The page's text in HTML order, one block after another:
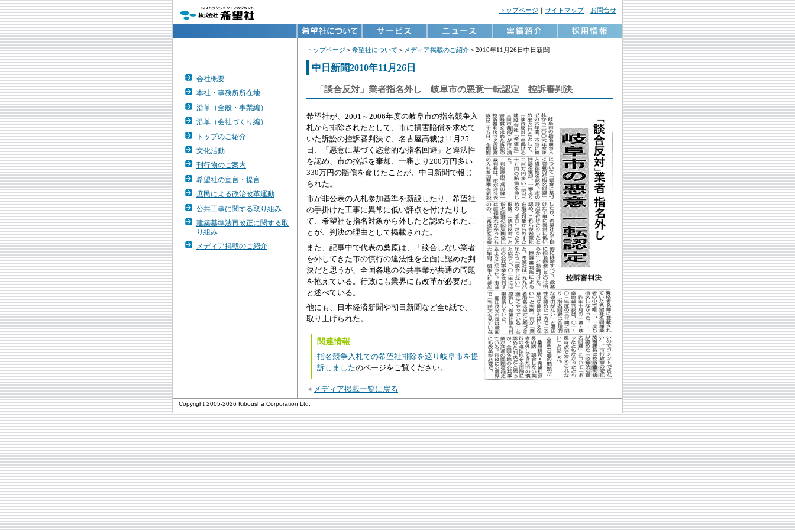
トップページ ｜ サイトマップ｜ お問合せ
会社概要
本社・事務所所在地
沿革（全般・事業編）
沿革（会社づくり編）
トップのご紹介
文化活動
刊行物のご案内
希望社の宣言・提言
庶民による政治改革運動
公共工事に関する取り組み
建築基準法再改正に関する取
り組み
メディア掲載のご紹介
トップページ ＞ 希望社について ＞ メディア掲載のご紹介＞2010年11月26日中日新聞
中日新聞2010年11月26日
「談合反対」業者指名外し 岐阜市の悪意一転認定 控訴審判決
希望社が、2001～2006年度の岐阜市の指名競争入
札から排除されたとして、市に損害賠償を求めて
いた訴訟の控訴審判決で、名古屋高裁は11月25
日、「悪意に基づく恣意的な指名回避」と違法性
を認め、市の控訴を棄却、一審より200万円多い
330万円の賠償を命じたことが、中日新聞で報じ
られた。
市が非公表の入札参加基準を新設したり、希望社
の手掛けた工事に異常に低い評点を付けたりし
て、希望社を指名対象から外したと認められたこ
とが、判決の理由として掲載された。
また、記事中で代表の桑原は、「談合しない業者
を外してきた市の慣行の違法性を全面に認めた判
決だと思うが、全国各地の公共事業が共通の問題
を抱えている。行政にも業界にも改革が必要だ」
と述べている。
他にも、日本経済新聞や朝日新聞など全6紙で、
取り上げられた。
関連情報
指名競争入札での希望社排除を巡り岐阜市を提
訴しましたのページをご覧ください。
メディア掲載一覧に戻る
Copyright 2005-2026 Kibousha Corporation Ltd.